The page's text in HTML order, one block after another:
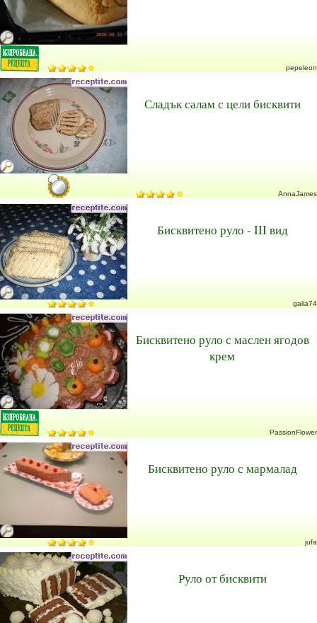
pepeleon
Сладък салам с цели бисквити
AnnaJames
Бисквитено руло - III вид
galia74
Бисквитено руло с маслен ягодов
крем
PassionFlower
Бисквитено руло с мармалад
jufa
Руло от бисквити